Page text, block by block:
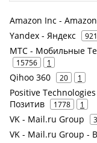
Amazon Inc -
Yandex - Яндекс
МТС - Мобильные
15756 1
Qihoo 360 20 1
Positive
Позитив
1778 1
VK - Mail.ru Group
VK - Mail.ru Group -